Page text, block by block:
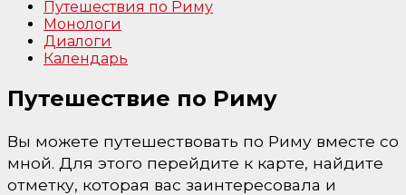
Путешествия по Риму
Монологи
Диалоги
Календарь
Путешествие по Риму
Вы можете путешествовать по Риму вместе со
мной. Для этого перейдите к карте, найдите
отметку, которая вас заинтересовала и